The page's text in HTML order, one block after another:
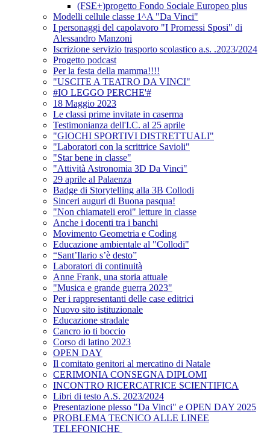
(FSE+)progetto Fondo Sociale Europeo plus
Modelli cellule classe 1^A "Da Vinci"
I personaggi del capolavoro "I Promessi Sposi" di
Alessandro Manzoni
Iscrizione servizio trasporto scolastico a.s. .2023/2024
Progetto podcast
Per la festa della mamma!!!!
"USCITE A TEATRO DA VINCI"
#IO LEGGO PERCHE'#
18 Maggio 2023
Le classi prime invitate in caserma
Testimonianza dell'I.C. al 25 aprile
"GIOCHI SPORTIVI DISTRETTUALI"
"Laboratori con la scrittrice Savioli"
"Star bene in classe"
"Attività Astronomia 3D Da Vinci"
29 aprile al Palaenza
Badge di Storytelling alla 3B Collodi
Sinceri auguri di Buona pasqua!
"Non chiamateli eroi" letture in classe
Anche i docenti tra i banchi
Movimento Geometria e Coding
Educazione ambientale al "Collodi"
“Sant’Ilario s’è desto”
Laboratori di continuità
Anne Frank, una storia attuale
"Musica e grande guerra 2023"
Per i rappresentanti delle case editrici
Nuovo sito istituzionale
Educazione stradale
Cancro io ti boccio
Corso di latino 2023
OPEN DAY
Il comitato genitori al mercatino di Natale
CERIMONIA CONSEGNA DIPLOMI
INCONTRO RICERCATRICE SCIENTIFICA
Libri di testo A.S. 2023/2024
Presentazione plesso "Da Vinci" e OPEN DAY 2025
PROBLEMA TECNICO ALLE LINEE
TELEFONICHE